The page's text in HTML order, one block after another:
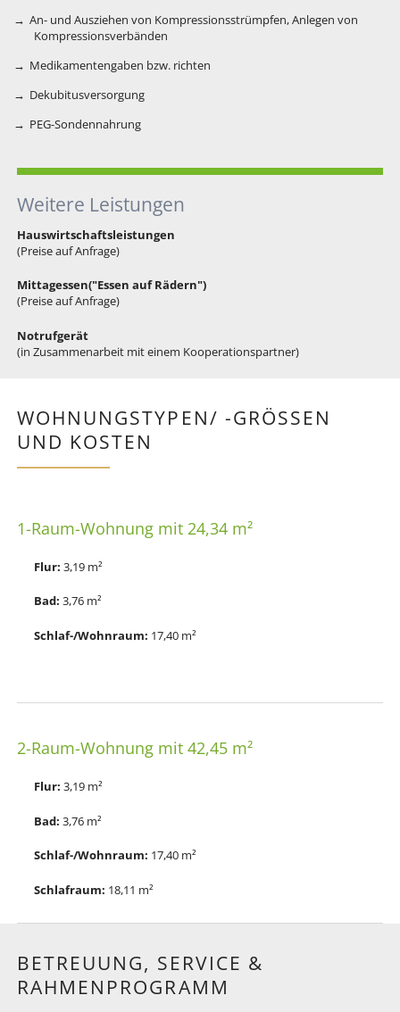
An- und Ausziehen von Kompressionsstrümpfen, Anlegen von
Kompressionsverbänden
Medikamentengaben bzw. richten
Dekubitusversorgung
PEG-Sondennahrung
Weitere Leistungen
Hauswirtschaftsleistungen
(Preise auf Anfrage)
Mittagessen("Essen auf Rädern")
(Preise auf Anfrage)
Notrufgerät
(in Zusammenarbeit mit einem Kooperationspartner)
WOHNUNGSTYPEN/ -GRÖSSEN U
ND KOSTEN
1-Raum-Wohnung mit 24,34 m²
Flur:3,19 m²
Bad:3,76 m²
Schlaf-/Wohnraum: 17,40 m²
2-Raum-Wohnung mit 42,45 m²
Flur:3,19 m²
Bad:3,76 m²
Schlaf-/Wohnraum: 17,40 m²
Schlafraum: 18,11 m²
BETREUUNG, SERVICE &
RAHMENPROGRAMM